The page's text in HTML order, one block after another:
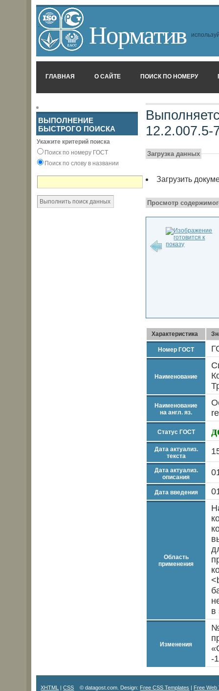
Норматив
ГЛАВНАЯ О САЙТЕ ПОИСК ПО НОМЕРУ
12.2.007.5-
Загрузка данных
Загрузить
Просмотр
Характеристика
Номер ГОСТ
Наименование
Наименование
на англ. яз.
Статус ГОСТ
Дата актуализ.
текста
Дата актуализ.
описания
Дата введения
Область
применения
в
Изменения
-
ВЫПОЛНЕНИЕ
БЫСТРОГО ПОИСКА
Укажите критерий поиска
Поиск по номеру ГОСТ
Поиск по слову в названии
XHTML |CSS © datagost.com. Design: Free CSS Templates | Free Web